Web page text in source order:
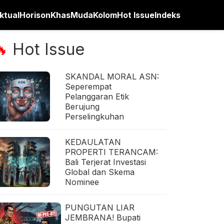
HorisonKhasMudaKolomHot IssueIndeks
Hot Issue
SKANDAL MORAL ASN:
Seperempat
Pelanggaran Etik
Berujung
Perselingkuhan
KEDAULATAN
PROPERTI TERANCAM:
Bali Terjerat Investasi
Global dan Skema
Nominee
PUNGUTAN LIAR
JEMBRANA! Bupati